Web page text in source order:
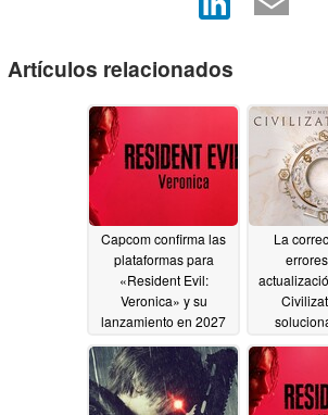
Artículos relacionados
Capcom confirma las
plataformas para
«Resident Evil:
Veronica» y su
lanzamiento en 2027
07/05/2026
La
errores